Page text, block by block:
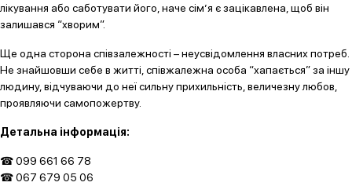
лікування або саботувати його, наче сім’я є зацікавлена, щоб він
залишався “хворим”.
Ще одна сторона співзалежності – неусвідомлення власних потреб.
Не знайшовши себе в житті, співжалежна особа “хапається” за іншу
людину, відчуваючи до неї сильну прихильність, величезну любов,
проявляючи самопожертву.
Детальна інформація:
☎ 099 661 66 78
☎ 067 679 05 06